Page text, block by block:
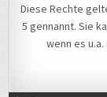
Diese Rechte
5 gennannt. Sie
wenn es